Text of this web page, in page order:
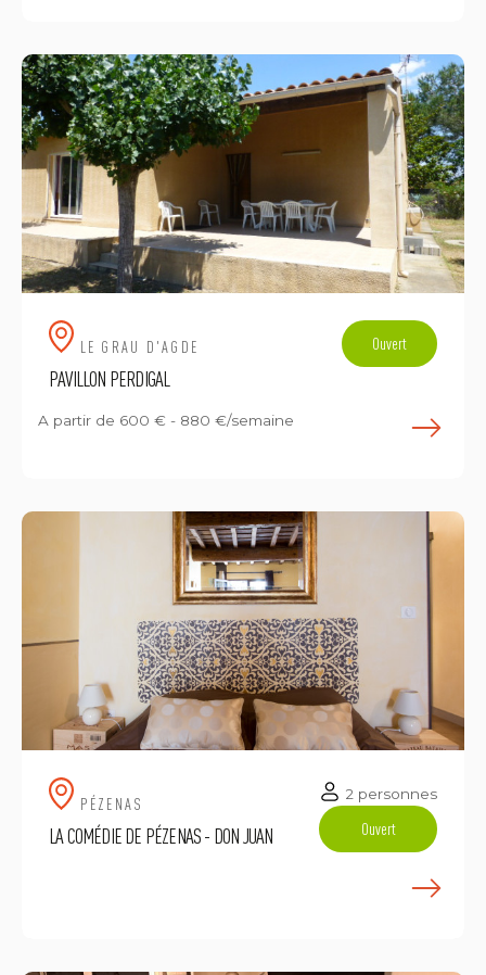
LE GRAU D'AGDE
PAVILLON PERDIGAL
Ouvert
A partir de 600 € - 880 €/semaine
PÉZENAS
LA COMÉDIE DE PÉZENAS - DON JUAN
2 personnes
Ouvert